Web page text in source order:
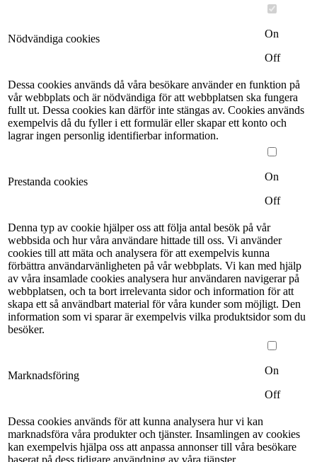
Nödvändiga cookies
On
Off
Dessa cookies används då våra besökare använder en funktion på
vår webbplats och är nödvändiga för att webbplatsen ska fungera
fullt ut. Dessa cookies kan därför inte stängas av. Cookies används
exempelvis då du fyller i ett formulär eller skapar ett konto och
lagrar ingen personlig identifierbar information.
Prestanda cookies
On
Off
Denna typ av cookie hjälper oss att följa antal besök på vår
webbsida och hur våra användare hittade till oss. Vi använder
cookies till att mäta och analysera för att exempelvis kunna
förbättra användarvänligheten på vår webbplats. Vi kan med hjälp
av våra insamlade cookies analysera hur användaren navigerar på
webbplatsen, och ta bort irrelevanta sidor och information för att
skapa ett så användbart material för våra kunder som möjligt. Den
information som vi sparar är exempelvis vilka produktsidor som du
besöker.
Marknadsföring
On
Off
Dessa cookies används för att kunna analysera hur vi kan
marknadsföra våra produkter och tjänster. Insamlingen av cookies
kan exempelvis hjälpa oss att anpassa annonser till våra besökare
baserat på dess tidigare användning av våra tjänster.